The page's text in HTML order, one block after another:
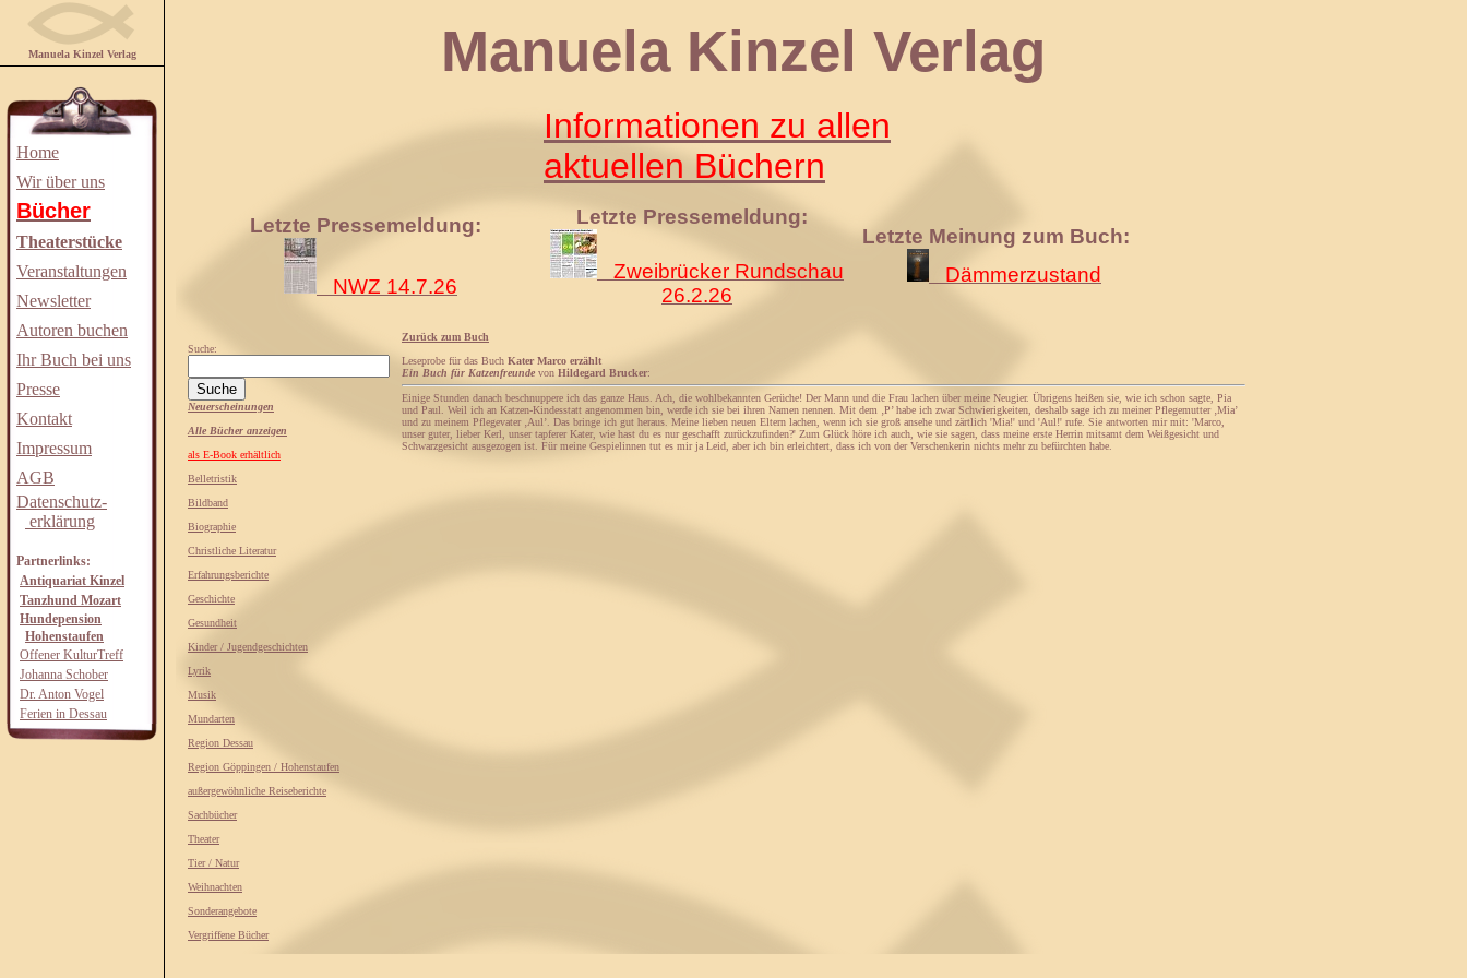
Manuela Kinzel Verlag
Home
Wir über uns
Bücher
Theaterstücke
Veranstaltungen
Newsletter
Autoren buchen
Ihr Buch bei uns
Presse
Kontakt
Impressum
AGB
Datenschutz-
erklärung
Partnerlinks:
Antiquariat Kinzel
Tanzhund Mozart
Hundepension
Hohenstaufen
Offener KulturTreff
Johanna Schober
Dr. Anton Vogel
Ferien in Dessau
Manuela Kinzel Verlag
Informationen zu allen
aktuellen Büchern
Letzte Pressemeldung:
NWZ 14.7.26
Letzte Pressemeldung:
Zweibrücker Rundschau
26.2.26
Letzte Meinung zum Buch:
Dämmerzustand
Suche:
Neuerscheinungen
Alle Bücher anzeigen
als E-Book erhältlich
Belletristik
Bildband
Biographie
Christliche Literatur
Erfahrungsberichte
Geschichte
Gesundheit
Kinder / Jugendgeschichten
Lyrik
Musik
Mundarten
Region Dessau
Region Göppingen / Hohenstaufen
außergewöhnliche Reiseberichte
Sachbücher
Theater
Tier / Natur
Weihnachten
Sonderangebote
Vergriffene Bücher
Zurück zum Buch
Leseprobe für das Buch Kater Marco erzählt
Ein Buch für Katzenfreunde von Hildegard Brucker:
Einige Stunden danach beschnuppere ich das ganze Haus. Ach, die wohlbekannten Gerüche! Der Mann und die Frau lachen über meine Neugier. Übrigens heißen sie, wie ich schon sagte, Pia
und Paul. Weil ich an Katzen-Kindesstatt angenommen bin, werde ich sie bei ihren Namen nennen. Mit dem ‚P’ habe ich zwar Schwierigkeiten, deshalb sage ich zu meiner Pflegemutter ‚Mia’
und zu meinem Pflegevater ‚Aul’. Das bringe ich gut heraus. Meine lieben neuen Eltern lachen, wenn ich sie groß ansehe und zärtlich 'Mia!' und 'Aul!' rufe. Sie antworten mir mit: 'Marco,
unser guter, lieber Kerl, unser tapferer Kater, wie hast du es nur geschafft zurückzufinden?' Zum Glück höre ich auch, wie sie sagen, dass meine erste Herrin mitsamt dem Weißgesicht und
Schwarzgesicht ausgezogen ist. Für meine Gespielinnen tut es mir ja Leid, aber ich bin erleichtert, dass ich von der Verschenkerin nichts mehr zu befürchten habe.